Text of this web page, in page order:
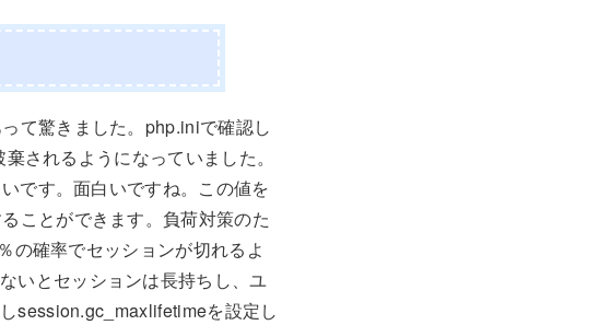
て驚きました。php.iniで確認し
されるようになっていました。
です。面白いですね。この値を
ことができます。負荷対策のた
の確率でセッションが切れるよ
いとセッションは長持ちし、ユ
session.gc_maxlifetimeを設定し